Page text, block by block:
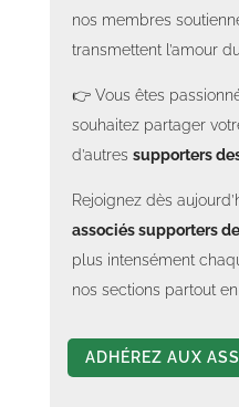
nos membres
transmettent l’amour
👉 Vous êtes
souhaitez partager
d’autres supporters
Rejoignez dès
associés supporters de
plus intensément
nos sections partout
ADHÉREZ AUX